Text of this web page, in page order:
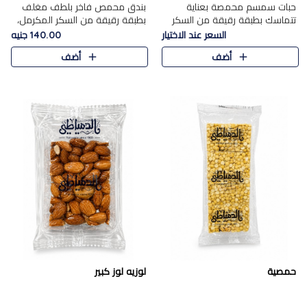
حبات سمسم محمصة بعناية
تتماسك بطبقة رقيقة من السكر
المكرمل، لتقدم طعم السمسم
المميز وقرمشتة التي ارتبطت ببهجة
المولد عبر الأجيال.
السعر عند الاختيار
أضف
بندق محمص فاخر بلطف مغلف
بطبقة رقيقة من السكر المكرمل،
يجمع بين النكهة الغنية ناتي
والقرمشة الراقية المرضية في
حلوى شرقية أنيقه بطابع مميز.
140.00 جنيه
أضف
حمصية لوزيه لوز كبير